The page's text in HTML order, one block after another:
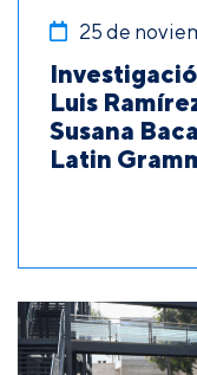
25 de
Luis
Susana
Latin